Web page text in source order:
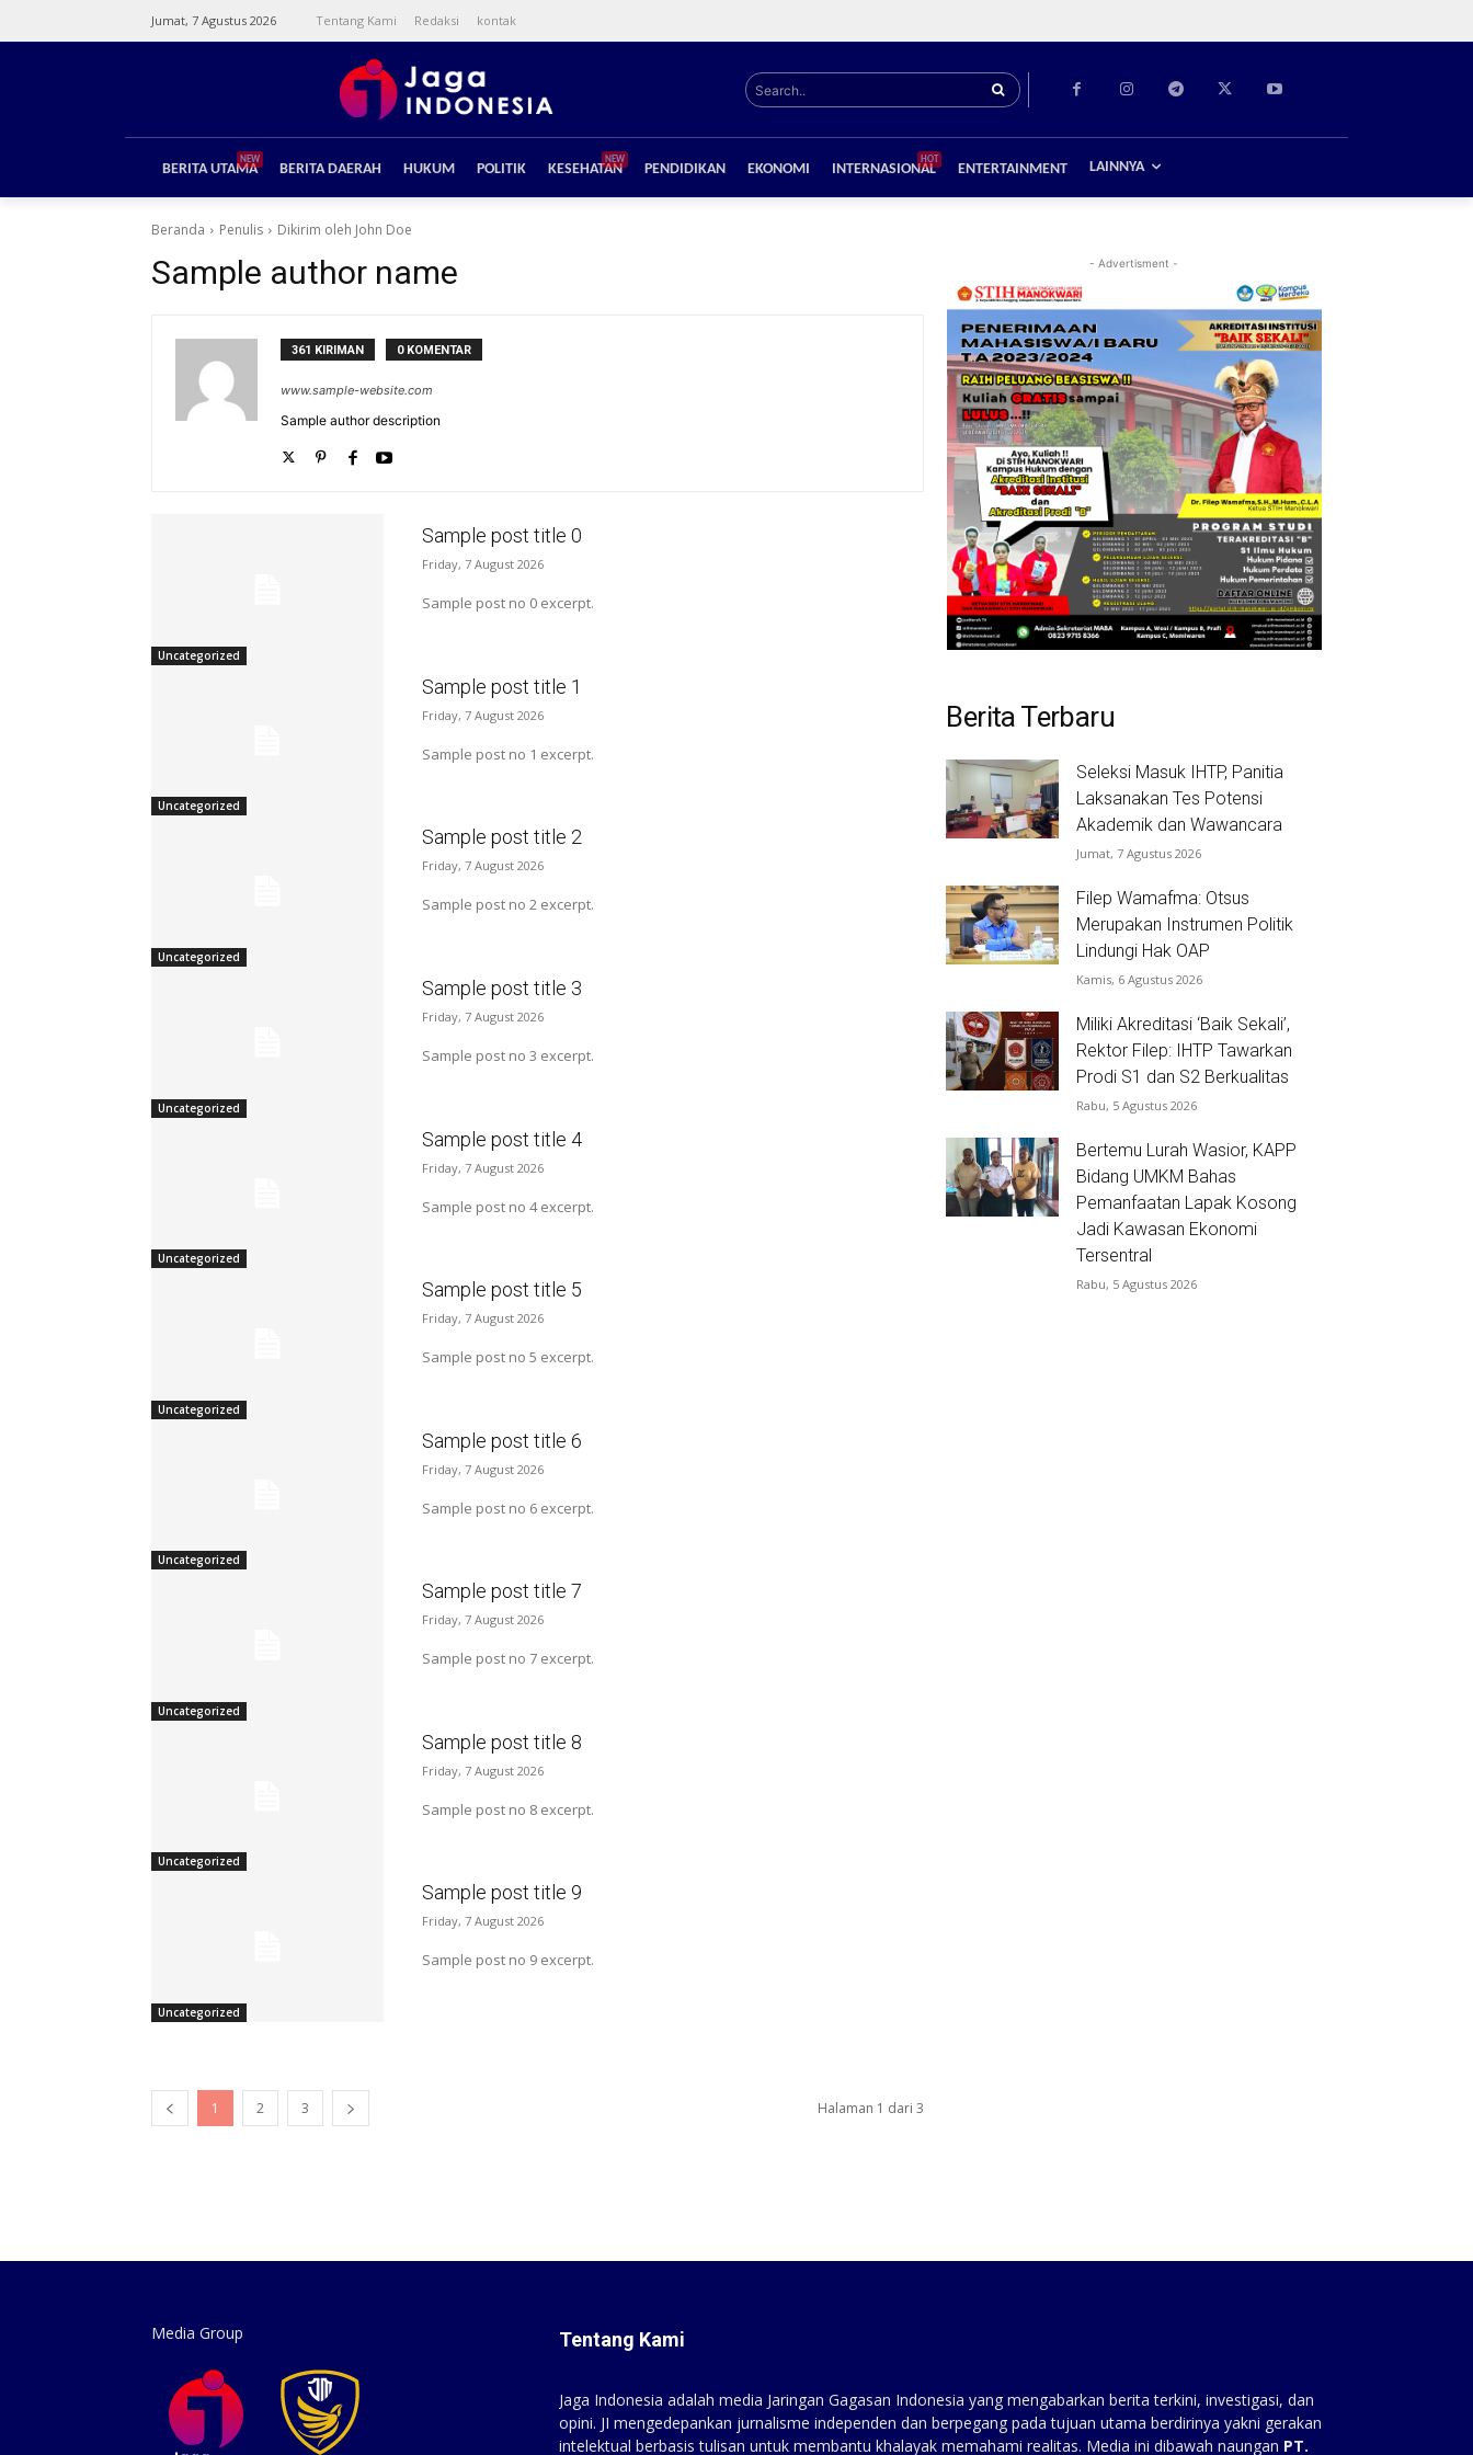
Jumat, 7 Agustus 2026 Tentang Kami Redaksi kontak
Search..
BERITA UTAMA
NEW
BERITA DAERAH HUKUM POLITIK KESEHATAN
NEW
PENDIDIKAN EKONOMI INTERNASIONAL
HOT
ENTERTAINMENT LAINNYA
Beranda Penulis Dikirim oleh John Doe
Sample author name
361 KIRIMAN 0 KOMENTAR
www.sample-website.com
Sample author description
Uncategorized
Sample post title 0
Friday, 7 August 2026
Sample post no 0 excerpt.
Uncategorized
Sample post title 1
Friday, 7 August 2026
Sample post no 1 excerpt.
Uncategorized
Sample post title 2
Friday, 7 August 2026
Sample post no 2 excerpt.
Uncategorized
Sample post title 3
Friday, 7 August 2026
Sample post no 3 excerpt.
Uncategorized
Sample post title 4
Friday, 7 August 2026
Sample post no 4 excerpt.
Uncategorized
Sample post title 5
Friday, 7 August 2026
Sample post no 5 excerpt.
Uncategorized
Sample post title 6
Friday, 7 August 2026
Sample post no 6 excerpt.
Uncategorized
Sample post title 7
Friday, 7 August 2026
Sample post no 7 excerpt.
Uncategorized
Sample post title 8
Friday, 7 August 2026
Sample post no 8 excerpt.
Uncategorized
Sample post title 9
Friday, 7 August 2026
Sample post no 9 excerpt.
1 2 3 Halaman 1 dari 3
- Advertisment -
Berita Terbaru
Seleksi Masuk IHTP, Panitia
Laksanakan Tes Potensi
Akademik dan Wawancara
Jumat, 7 Agustus 2026
Filep Wamafma: Otsus
Merupakan Instrumen Politik
Lindungi Hak OAP
Kamis, 6 Agustus 2026
Miliki Akreditasi ‘Baik Sekali’,
Rektor Filep: IHTP Tawarkan
Prodi S1 dan S2 Berkualitas
Rabu, 5 Agustus 2026
Bertemu Lurah Wasior, KAPP
Bidang UMKM Bahas
Pemanfaatan Lapak Kosong
Jadi Kawasan Ekonomi
Tersentral
Rabu, 5 Agustus 2026
Media Group Tentang Kami
Jaga Indonesia adalah media Jaringan Gagasan Indonesia yang mengabarkan berita terkini, investigasi, dan
opini. JI mengedepankan jurnalisme independen dan berpegang pada tujuan utama berdirinya yakni gerakan
intelektual berbasis tulisan untuk membantu khalayak memahami realitas. Media ini dibawah naungan PT.